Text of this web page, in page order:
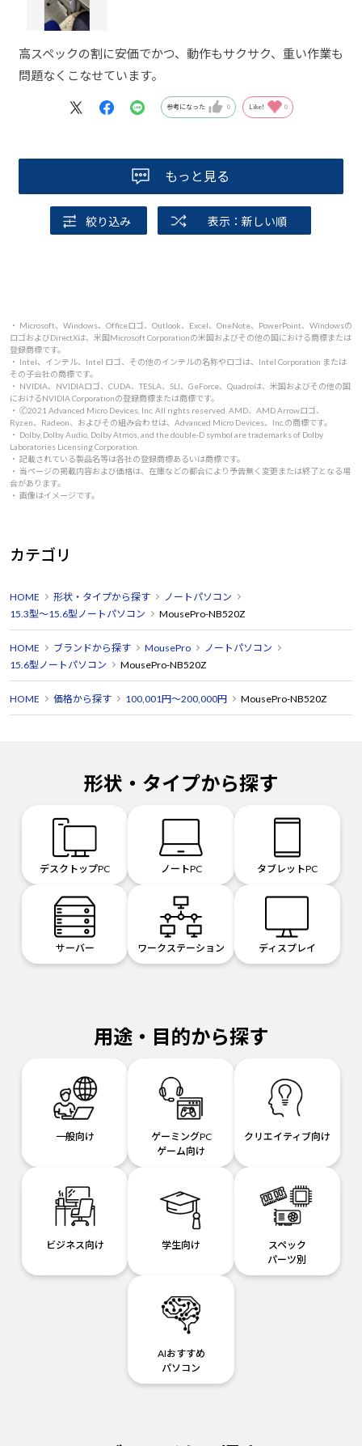
高スペックの割に安価でかつ、動作もサクサク、重い作業も
問題なくこなせています。
参考になった 0 Like! 0
もっと見る
絞り込み 表示：新しい順
・ Microsoft、Windows、Officeロゴ、Outlook、Excel、OneNote、PowerPoint、Windowsの
ロゴおよびDirectXは、米国Microsoft Corporationの米国およびその他の国における商標または
登録商標です。
・ Intel、インテル、Intel ロゴ、その他のインテルの名称やロゴは、Intel Corporation または
その子会社の商標です。
・ NVIDIA、NVIDIAロゴ、CUDA、TESLA、SLI、GeForce、Quadroは、米国およびその他の国
におけるNVIDIA Corporationの登録商標または商標です。
・ 🄫2021 Advanced Micro Devices, Inc. All rights reserved. AMD、AMD Arrowロゴ、
Ryzen、Radeon、およびその組み合わせは、Advanced Micro Devices、Inc.の商標です。
・ Dolby, Dolby Audio, Dolby Atmos, and the double-D symbol are trademarks of Dolby
Laboratories Licensing Corporation.
・ 記載されている製品名等は各社の登録商標あるいは商標です。
・ 当ページの掲載内容および価格は、在庫などの都合により予告無く変更または終了となる場
合があります。
・ 画像はイメージです。
カテゴリ
HOME 形状・タイプから探す
ノートパソコン
15.3型～15.6型ノートパソコン
MousePro-NB520Z
HOME ブランドから探す MousePro
ノートパソコン
15.6型ノートパソコン
MousePro-NB520Z
HOME 価格から探す 100,001円～200,000円 MousePro-NB520Z
形状・タイプから探す
デスクトップPC ノートPC タブレットPC
サーバー ワークステーション ディスプレイ
用途・目的から探す
一般向け
ゲーミングPC
ゲーム向け
クリエイティブ向け
ビジネス向け 学生向け
スペック
パーツ別
AIおすすめ
パソコン